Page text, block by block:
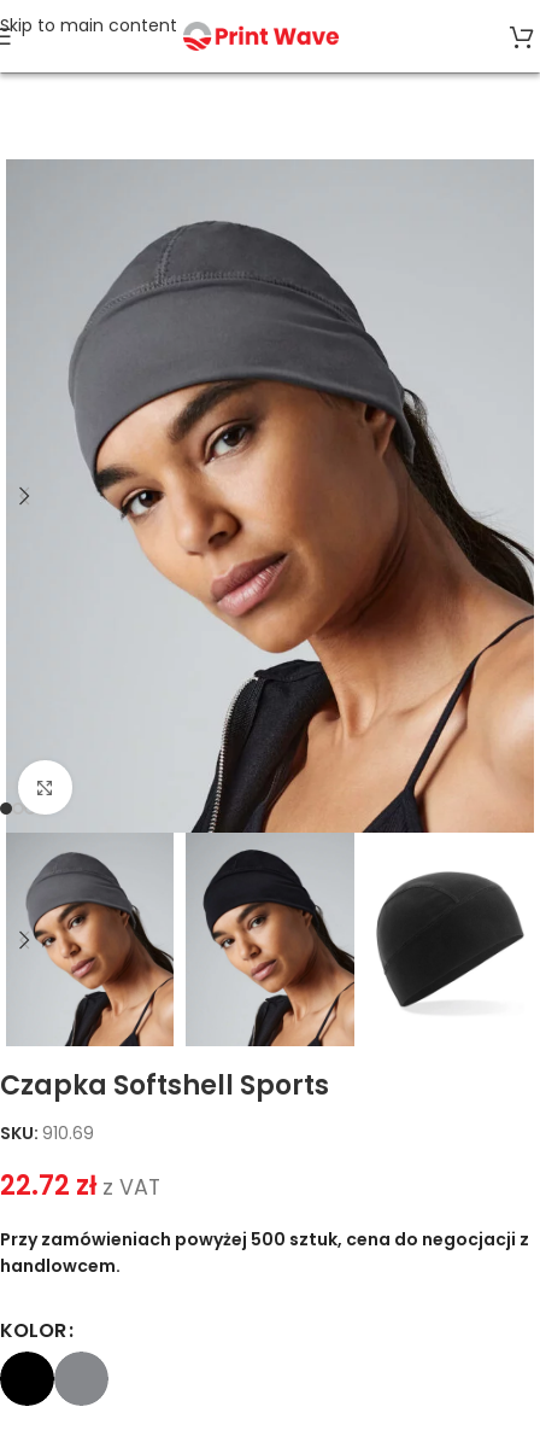
Skip to main content
Kliknij, aby powiększyć
Czapka Softshell Sports
SKU: 910.69
22.72 zł z VAT
Przy zamówieniach powyżej 500 sztuk, cena do negocjacji z
handlowcem.
KOLOR